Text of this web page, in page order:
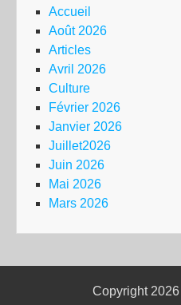
Accueil
Août 2026
Articles
Avril 2026
Culture
Février 2026
Janvier 2026
Juillet2026
Juin 2026
Mai 2026
Mars 2026
Copyright 2026